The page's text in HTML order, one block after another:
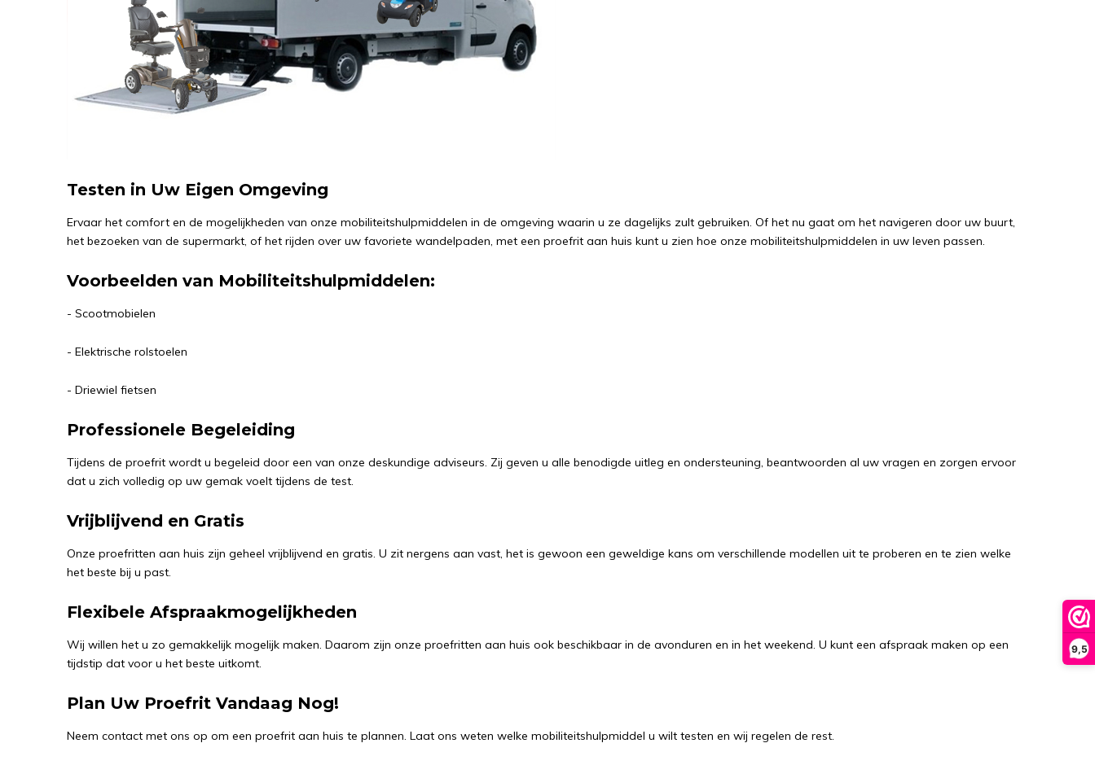
9,5
Testen in Uw Eigen Omgeving
Ervaar het comfort en de mogelijkheden van onze mobiliteitshulpmiddelen in de omgeving waarin u ze dagelijks zult gebruiken. Of het nu gaat om het navigeren door uw buurt,
het bezoeken van de supermarkt, of het rijden over uw favoriete wandelpaden, met een proefrit aan huis kunt u zien hoe onze mobiliteitshulpmiddelen in uw leven passen.
Voorbeelden van Mobiliteitshulpmiddelen:
- Scootmobielen
- Elektrische rolstoelen
- Driewiel fietsen
Professionele Begeleiding
Tijdens de proefrit wordt u begeleid door een van onze deskundige adviseurs. Zij geven u alle benodigde uitleg en ondersteuning, beantwoorden al uw vragen en zorgen ervoor
dat u zich volledig op uw gemak voelt tijdens de test.
Vrijblijvend en Gratis
Onze proefritten aan huis zijn geheel vrijblijvend en gratis. U zit nergens aan vast, het is gewoon een geweldige kans om verschillende modellen uit te proberen en te zien welke
het beste bij u past.
Flexibele Afspraakmogelijkheden
Wij willen het u zo gemakkelijk mogelijk maken. Daarom zijn onze proefritten aan huis ook beschikbaar in de avonduren en in het weekend. U kunt een afspraak maken op een
tijdstip dat voor u het beste uitkomt.
Plan Uw Proefrit Vandaag Nog!
Neem contact met ons op om een proefrit aan huis te plannen. Laat ons weten welke mobiliteitshulpmiddel u wilt testen en wij regelen de rest.